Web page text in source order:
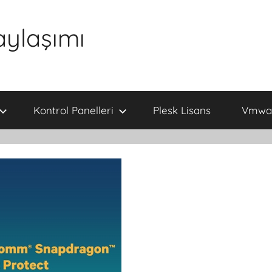
Kontrol Panelleri Plesk Lisans